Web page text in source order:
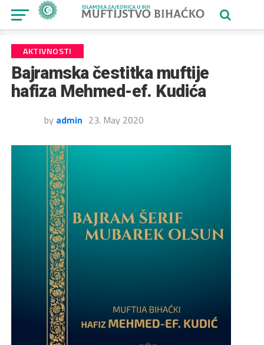
AKTIVNOSTI
Bajramska čestitka muftije
hafiza Mehmed-ef. Kudića
by admin 23. May 2020